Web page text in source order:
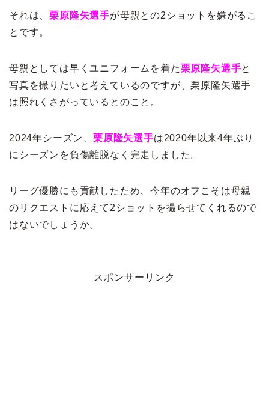
それは、栗原隆矢選手が母親との2ショットを嫌がるこ
とです。
母親としては早くユニフォームを着た栗原隆矢選手と
写真を撮りたいと考えているのですが、栗原隆矢選手
は照れくさがっているとのこと。
2024年シーズン、 栗原隆矢選手は2020年以来4年ぶり
にシーズンを負傷離脱なく完走しました。
リーグ優勝にも貢献したため、今年のオフこそは母親
のリクエストに応えて2ショットを撮らせてくれるので
はないでしょうか。
スポンサーリンク